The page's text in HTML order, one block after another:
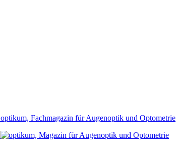
optikum, Fachmagazin für Augenoptik und Optometrie